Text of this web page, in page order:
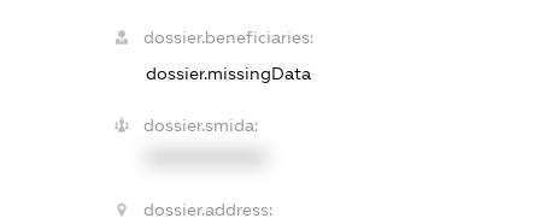
dossier.beneficiaries:
dossier.missingData
dossier.smida:
dossier.address: